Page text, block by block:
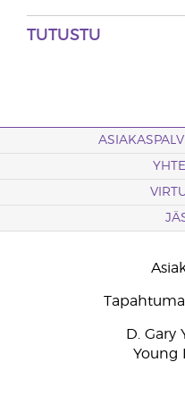
TUTUSTU
D. Gary
Young